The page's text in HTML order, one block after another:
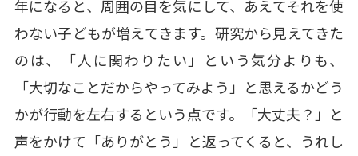
年になると、周囲の目を気にして、あえてそれを使
わない子どもが増えてきます。研究から見えてきた
のは、「人に関わりたい」という気分よりも、
「大切なことだからやってみよう」と思えるかどう
かが行動を左右するという点です。「大丈夫？」と
声をかけて「ありがとう」と返ってくると、うれし